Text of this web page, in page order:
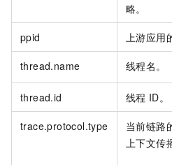
略。
ppid 上游应用
thread.name 线程名。
thread.id 线程 ID。
trace.protocol.type 当前链路
上下文传